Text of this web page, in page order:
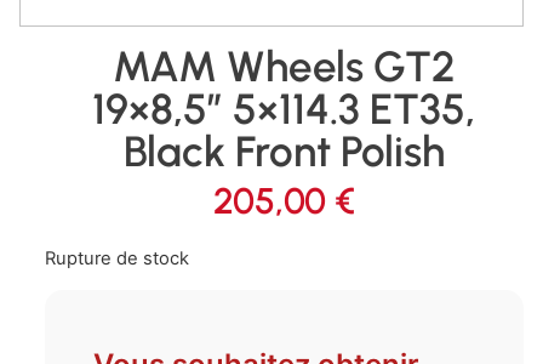
MAM Wheels GT2
19×8,5″ 5×114.3 ET35,
Black Front Polish
205,00 €
Rupture de stock